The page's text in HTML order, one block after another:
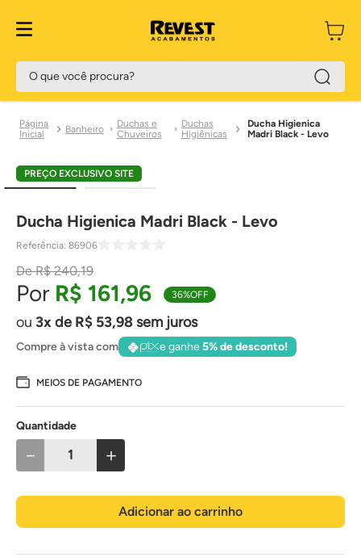
O que você procura?
Banheiro
Duchas e
Chuveiros
Duchas
Higiênicas
Ducha Higienica
Madri Black - Levo
PREÇO EXCLUSIVO SITE
Ducha Higienica Madri Black - Levo
Referência: 86906
R$ 240,19
R$ 161,96 36%OFF
3 de R$ 53,98sem juros
Compre à vista com e ganhe5% de desconto!
MEIOS DE PAGAMENTO
Quantidade
＋
－
Adicionar ao carrinho